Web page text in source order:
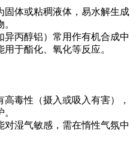
固体或粘稠液体，易水解生成
异丙醇铝）常用作有机合成中
于酯化、氧化等反应。
毒性（摄入或吸入有害），
对湿气敏感，需在惰性气氛中